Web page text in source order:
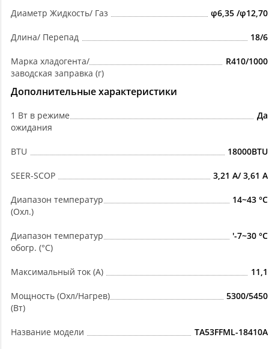
Диаметр Жидкость/ Газ φ6,35 /φ12,70
Длина/ Перепад 18/6
Марка хладогента/
заводская заправка (г)
R410/1000
Дополнительные характеристики
1 Вт в режиме
ожидания
Да
BTU 18000BTU
SEER-SCOP 3,21 A/ 3,61 A
Диапазон температур
(Охл.)
14~43 °C
Диапазон температур
обогр. (°C)
'-7~30 °C
Максимальный ток (А) 11,1
Мощность (Охл/Нагрев)
(Вт)
5300/5450
Название модели TA53FFML-18410A